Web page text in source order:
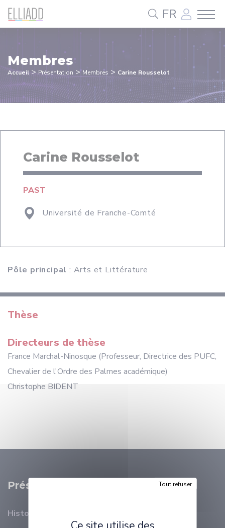
FR
Membres
Accueil > Présentation >Membres > Carine Rousselot
Carine Rousselot
PAST
Université de Franche-Comté
Pôle principal : Arts et Littérature
Thèse
Directeurs de thèse
France Marchal-Ninosque (Professeur, Directrice des PUFC,
Chevalier de l'Ordre des Palmes académique)
Christophe BIDENT
Présentation
Histoire
Panneau de gestion des cookies
Tout refuser